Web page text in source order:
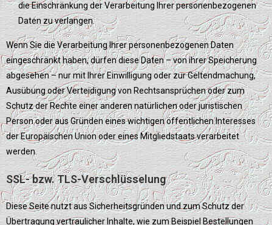
die Einschränkung der Verarbeitung Ihrer personenbezogenen
Daten zu verlangen.
Wenn Sie die Verarbeitung Ihrer personenbezogenen Daten
eingeschränkt haben, dürfen diese Daten – von ihrer Speicherung
abgesehen – nur mit Ihrer Einwilligung oder zur Geltendmachung,
Ausübung oder Verteidigung von Rechtsansprüchen oder zum
Schutz der Rechte einer anderen natürlichen oder juristischen
Person oder aus Gründen eines wichtigen öffentlichen Interesses
der Europäischen Union oder eines Mitgliedstaats verarbeitet
werden.
SSL- bzw. TLS-Verschlüsselung
Diese Seite nutzt aus Sicherheitsgründen und zum Schutz der
Übertragung vertraulicher Inhalte, wie zum Beispiel Bestellungen